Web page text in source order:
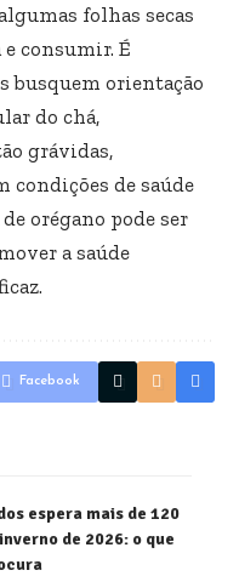
folhas secas
e consumir. É
busquem orientação
do chá,
grávidas,
condições de saúde
orégano pode ser
a saúde
Facebook
espera mais de 120
de 2026: o que